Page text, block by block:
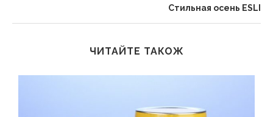
Стильная осень ESLI
ЧИТАЙТЕ ТАКОЖ